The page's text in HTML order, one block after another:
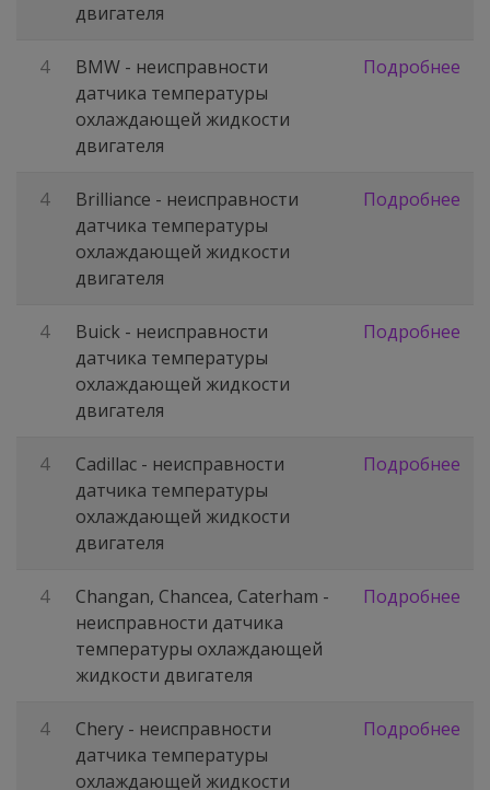
двигателя
4
BMW - неисправности
датчика температуры
охлаждающей жидкости
двигателя
Подробнее
4
Brilliance - неисправности
датчика температуры
охлаждающей жидкости
двигателя
Подробнее
4
Buick - неисправности
датчика температуры
охлаждающей жидкости
двигателя
Подробнее
4
Cadillac - неисправности
датчика температуры
охлаждающей жидкости
двигателя
Подробнее
4
Changan, Chancea, Caterham -
неисправности датчика
температуры охлаждающей
жидкости двигателя
Подробнее
4
Chery - неисправности
датчика температуры
охлаждающей жидкости
Подробнее